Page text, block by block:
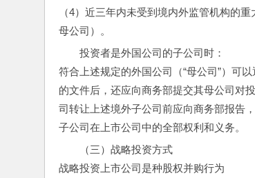
（4）近三年内未受到境内外监管机构的
母公司）。
投资者是外国公司的子公司时：
符合上述规定的外国公司（“母公司”）可
的文件后，还应向商务部提交其母公司对
司转让上述境外子公司前应向商务部报告
子公司在上市公司中的全部权利和义务。
（三）战略投资方式
战略投资上市公司是种股权并购行为